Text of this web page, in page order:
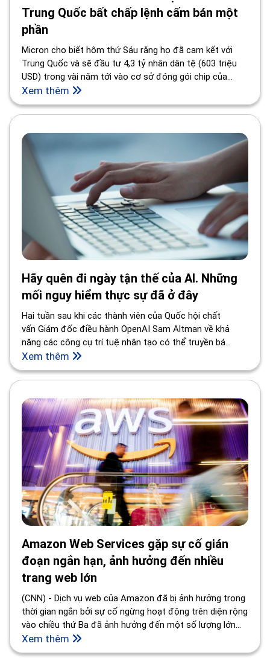
Trung Quốc bất chấp lệnh cấm bán một
phần
Micron cho biết hôm thứ Sáu rằng họ đã cam kết với
Trung Quốc và sẽ đầu tư 4,3 tỷ nhân dân tệ (603 triệu
USD) trong vài năm tới vào cơ sở đóng gói chip của
mình ở thành phố Tây An.
Xem thêm
Hãy quên đi ngày tận thế của AI. Những
mối nguy hiểm thực sự đã ở đây
Hai tuần sau khi các thành viên của Quốc hội chất
vấn Giám đốc điều hành OpenAI Sam Altman về khả
năng các công cụ trí tuệ nhân tạo có thể truyền bá
thông tin sai lệch, phá vỡ các cuộc bầu cử và thay thế
công việc, ông và những người khác trong ngành đã
công khai một khả năng đáng sợ hơn nhiều: ngày tận thế
Xem thêm
Amazon Web Services gặp sự cố gián
đoạn ngắn hạn, ảnh hưởng đến nhiều
trang web lớn
(CNN) - Dịch vụ web của Amazon đã bị ảnh hưởng trong
thời gian ngắn bởi sự cố ngừng hoạt động trên diện rộng
vào chiều thứ Ba đã ảnh hưởng đến một số lượng lớn
các trang web lớn, bao gồm cả Boston Globe và Cơ
quan Giao thông Đô thị của Thành phố New York.
Xem thêm